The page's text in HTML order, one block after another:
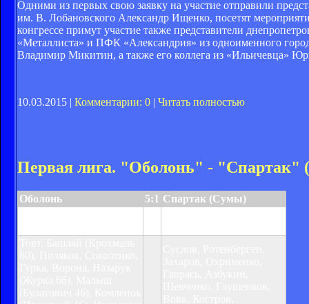
Одними из первых свою заявку на участие отправили
им. В. Лобановского Александр Ищенко, посетят
конгрессе примут участие также представители
«Металлиста» и ПФК «Александрия» из одноименного
Владимир Микитин, а также его коллега из «Ильичевца»
10.03.2015 | Комментарии: 0 | Читать полностью
Первая лига. "Оболонь" - "Спартак"
Оболонь 5:1 Спартак (Сумы)